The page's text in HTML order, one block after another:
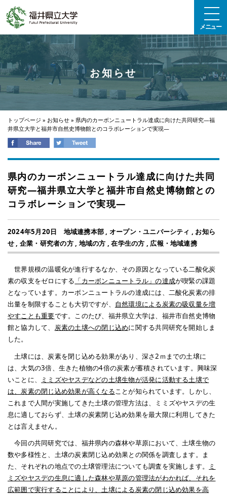
メニュー
お知らせ
トップページ » お知らせ » 県内のカーボンニュートラル達成に向けた共同研究―福
井県立大学と福井市自然史博物館とのコラボレーションで実現―
県内のカーボンニュートラル達成に向けた共同
研究―福井県立大学と福井市自然史博物館との
コラボレーションで実現―
2024年5月20日 地域連携本部 , オープン・ユニバーシティ , お知ら
せ , 企業・研究者の方, 地域の方 ,在学生の方 , 広報・地域連携
世界規模の温暖化が進行するなか、その原因となっている二酸化炭
素の収支をゼロにする 「カーボンニュートラル」の達成が喫緊の課題
となっています。カーボンニュートラルの達成には、二酸化炭素の排
出量を制限することも大切ですが、 自然環境による炭素の吸収量を増
やすことも重要です。このたび、福井県立大学は、福井市自然史博物
館と協力して、 炭素の土壌への閉じ込めに関する共同研究を開始しま
した。
土壌には、炭素を閉じ込める効果があり、深さ2ｍまでの土壌に
は、大気の3倍、生きた植物の4倍の炭素が蓄積されています。興味深
いことに、
ミミズやヤスデなどの土壌生物が活発に活動する土壌で
は、炭素の閉じ込め効果が高くなることが知られています。しかし、
これまで人間が実施してきた土壌の管理方法は、ミミズやヤスデの生
息に適しておらず、土壌の炭素閉じ込め効果を最大限に利用してきた
とは言えません。
今回の共同研究では、福井県内の森林や草原において、土壌生物の
数や多様性と、土壌の炭素閉じ込め効果との関係を調査します。ま
た、それぞれの地点での土壌管理法についても調査を実施します。
ミ
ミズやヤスデの生息に適した森林や草原の管理法がわかれば、それを
広範囲で実行することにより、土壌による炭素の閉じ込め効果を高